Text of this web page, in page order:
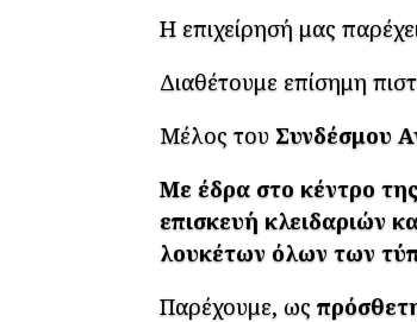
Η επιχείρησή μας
Διαθέτουμε επίσημη
Μέλος του Συνδέσμου
Με έδρα στο κέντρο
επισκευή κλειδαριών
λουκέτων όλων των
Παρέχουμε, ως